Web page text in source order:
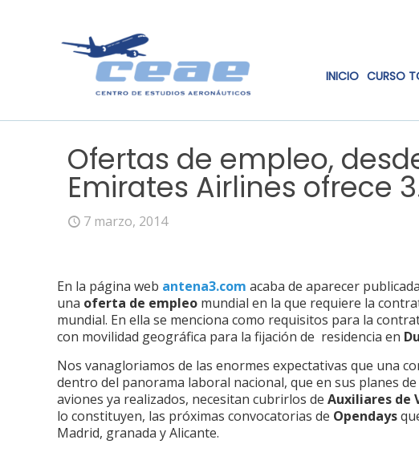
INICIO CURSO
Ofertas de empleo,
Emirates Airlines ofrece
7 marzo, 2014
En la página web antena3.com acaba de aparecer
una oferta de empleo mundial en la que requiere la
mundial. En ella se menciona como requisitos para la
con movilidad geográfica para la fijación de residencia en
Nos vanagloriamos de las enormes expectativas que una
dentro del panorama laboral nacional, que en sus planes
aviones ya realizados, necesitan cubrirlos deAuxiliares de
lo constituyen, las próximas convocatorias de Opendays
Madrid, granada y Alicante.